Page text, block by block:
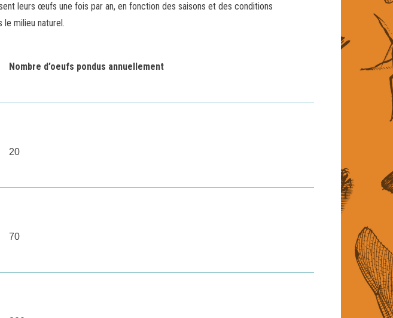
leurs œufs une fois par an, en fonction des saisons et des conditions
le milieu naturel.
Nombre d’oeufs pondus annuellement
20
70